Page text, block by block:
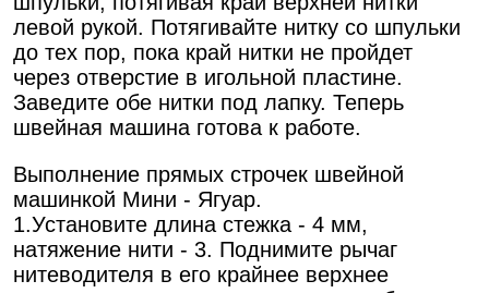
левой рукой. Потягивайте нитку со шпульки
до тех пор, пока край нитки не пройдет
через отверстие в игольной пластине.
Заведите обе нитки под лапку. Теперь
швейная машина готова к работе.
Выполнение прямых строчек швейной
машинкой Мини - Ягуар.
1.Установите длина стежка - 4 мм,
натяжение нити - 3. Поднимите рычаг
нитеводителя в его крайнее верхнее